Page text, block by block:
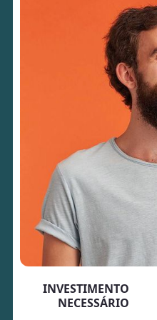
INVESTIMENTO
NECESSÁRIO